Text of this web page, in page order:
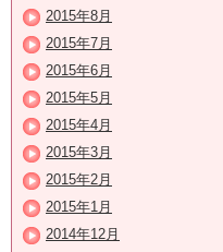
2015年8月
2015年7月
2015年6月
2015年5月
2015年4月
2015年3月
2015年2月
2015年1月
2014年12月